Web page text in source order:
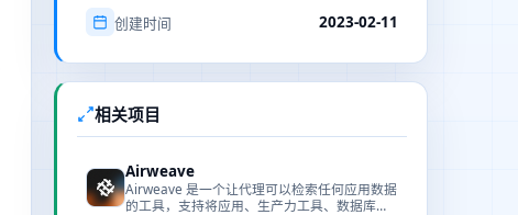
创建时间 2023-02-11
相关项目
Airweave
Airweave 是一个让代理可以检索任何应用数据
的工具，支持将应用、生产力工具、数据库与